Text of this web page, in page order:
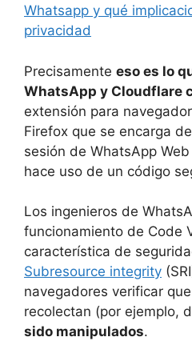
Whatsapp y qué
privacidad
Precisamente eso es lo
WhatsApp y Cloudflare
extensión para
Firefox que se encarga
sesión de WhatsApp
hace uso de un código
Los ingenieros de
funcionamiento de Code
característica de
Subresource integrity
navegadores verificar
recolectan (por ejemplo,
sido manipulados.